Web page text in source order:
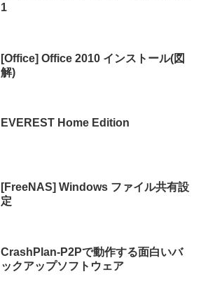
1
[Office] Office 2010 インストール(図
解)
EVEREST Home Edition
[FreeNAS] Windows ファイル共有設
定
CrashPlan-P2Pで動作する面白いバ
ックアップソフトウェア